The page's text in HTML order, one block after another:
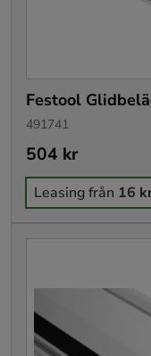
Festool
491741
Pris: 504 kr
504 kr
Leasing från 16